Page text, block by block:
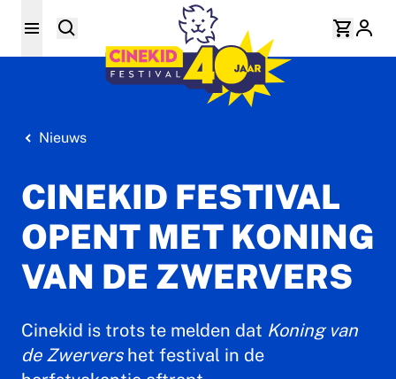
Nieuws
CINEKID FESTIVAL
OPENT MET KONING
VAN DE ZWERVERS
Cinekid is trots te melden dat Koning van
de Zwervershet festival in de